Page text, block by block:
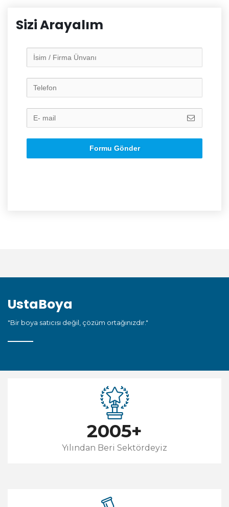
Sizi Arayalım
Formu Gönder
UstaBoya
"Bir boya satıcısı değil, çözüm ortağınızdır."
2005+
Yılından Beri Sektördeyiz